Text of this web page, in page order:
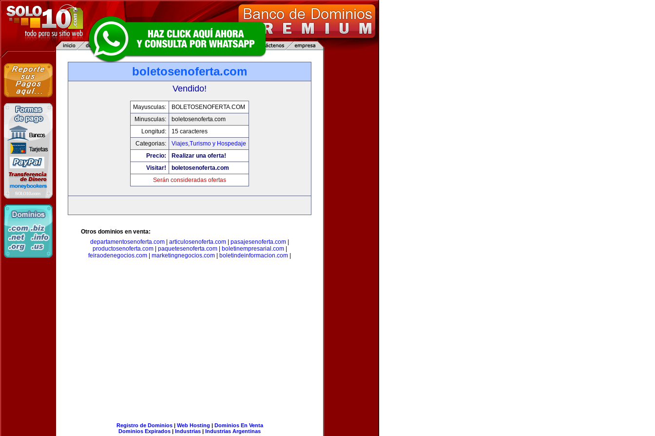
boletosenoferta.com
Vendido!
Mayusculas:
BOLETOSENOFERTA.COM
Minusculas:
boletosenoferta.com
Longitud:
15 caracteres
Categorias:
Viajes,Turismo y Hospedaje
Precio:
Realizar una oferta!
Visitar!
boletosenoferta.com
Serán consideradas ofertas
Otros dominios en venta:
departamentosenoferta.com
articulosenoferta.com pasajesenoferta.com
productosenoferta.com| paquetesenoferta.com| boletinempresarial.com|
feiraodenegocios.com
marketingnegocios.com boletindeinformacion.com
Registro de Dominios| Web Hosting | Dominios En Venta
Dominios Expirados | Industrias | Industrias Argentinas